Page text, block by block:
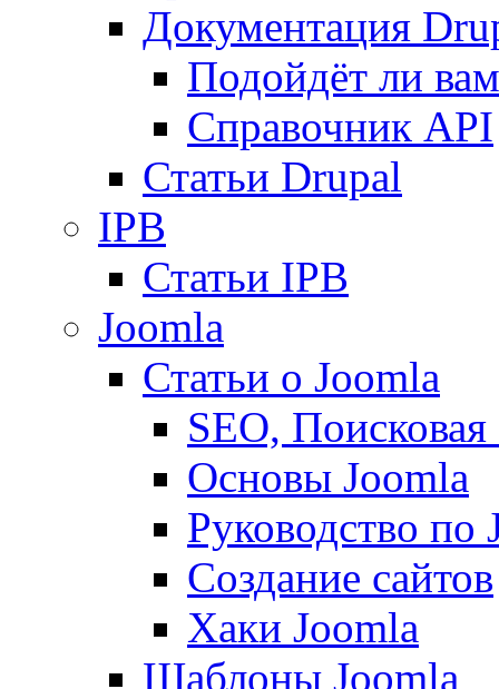
Документация
Подойдёт ли
Справочник API
Статьи Drupal
IPB
Статьи IPB
Joomla
Статьи о Joomla
SEO,
Основы Joomla
Руководство по
Создание сайтов
Хаки Joomla
Шаблоны Joomla